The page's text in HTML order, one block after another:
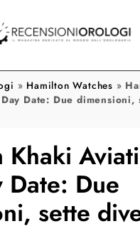
» Hamilton Watches »
Date: Due dimensioni,
Khaki
Date: Due
sette